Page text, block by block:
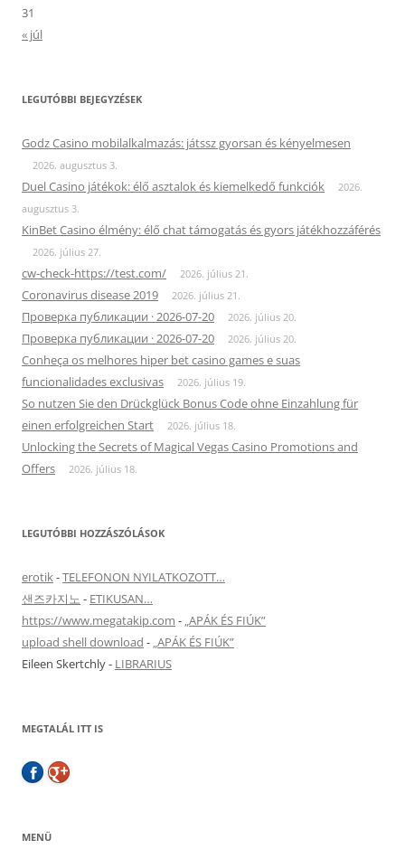
31
« júl
LEGUTÓBBI BEJEGYZÉSEK
Godz Casino mobilalkalmazás: játssz gyorsan és kényelmesen
2026. augusztus 3.
Duel Casino játékok: élő asztalok és kiemelkedő funkciók
2026.
augusztus 3.
KinBet Casino élmény: élő chat támogatás és gyors játékhozzáférés
2026. július 27.
cw-check-https://test.com/ 2026. július 21.
Coronavirus disease 2019 2026. július 21.
Проверка публикации · 2026-07-20 2026. július 20.
Проверка публикации · 2026-07-20 2026. július 20.
Conheça os melhores hiper bet casino games e suas
funcionalidades exclusivas
2026. július 19.
So nutzen Sie den Drückglück Bonus Code ohne Einzahlung für
einen erfolgreichen Start
2026. július 18.
Unlocking the Secrets of Magical Vegas Casino Promotions and
Offers
2026. július 18.
LEGUTÓBBI HOZZÁSZÓLÁSOK
erotik-TELEFONON NYILATKOZOTT…
샌즈카지노 - ETIKUSAN…
https://www.megatakip.com - „APÁK ÉS FIÚK”
upload shell download - „APÁK ÉS FIÚK”
Eileen Skertchly- LIBRARIUS
MEGTALÁL ITT IS
MENÜ